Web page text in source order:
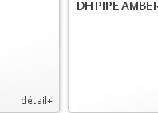
détail+
DH PIPE